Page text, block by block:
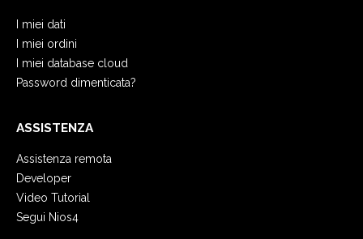
I miei dati
I miei ordini
I miei database cloud
Password dimenticata?
ASSISTENZA
Assistenza remota
Developer
Video Tutorial
Segui Nios4